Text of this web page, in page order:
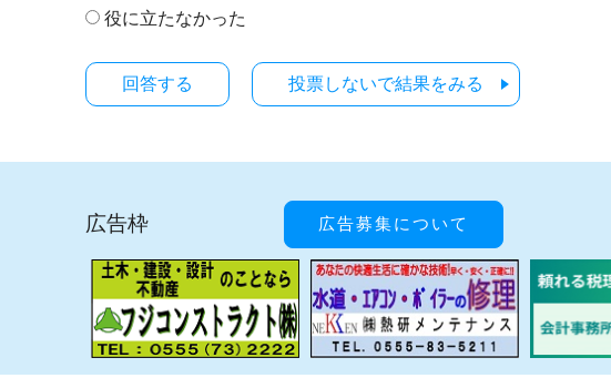
役に立たなかった
投票しないで結果をみる
広告枠 広告募集について